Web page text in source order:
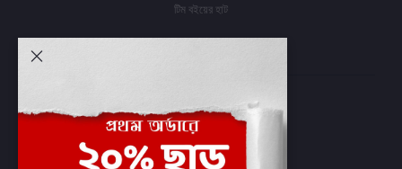
টিম বইয়ের হাট
প্রবেশ করুন
অর্ডার ইতিহাস
আমার ইচ্ছাগুলি